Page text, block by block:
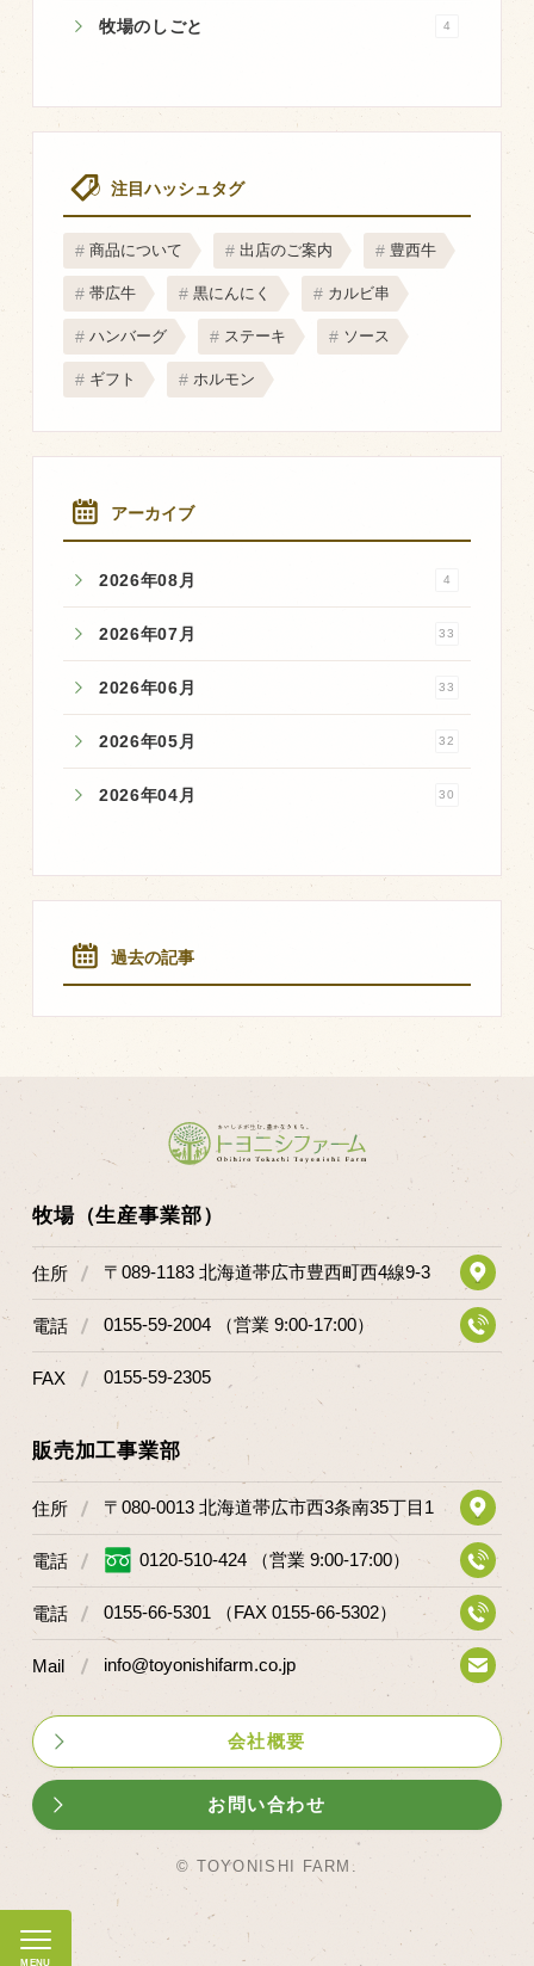
牧場のしごと 4
注目ハッシュタグ
商品について 出店のご案内 豊西牛
帯広牛 黒にんにく カルビ串
ハンバーグ ステーキ ソース
ギフト ホルモン
アーカイブ
2026年08月 4
2026年07月 33
2026年06月 33
2026年05月 32
2026年04月 30
過去の記事
牧場（生産事業部）
住所 〒089-1183 北海道帯広市豊西町西4線9-3
電話 0155-59-2004 （営業 9:00-17:00）
FAX 0155-59-2305
販売加工事業部
住所 〒080-0013 北海道帯広市西3条南35丁目1
電話 0120-510-424 （営業 9:00-17:00）
電話 0155-66-5301 （FAX 0155-66-5302）
Mail info@toyonishifarm.co.jp
会社概要
お問い合わせ
© TOYONISHI FARM.
食肉加工場を新設
業務管理体制
ＢtoＢ受発注システム
瑕疵とは
商品のご紹介
厚切ステーキ
ハンバーグ
黒にんにく
豊西ソース
取り扱い店
販売店
その他
法人のお客様
Facebook
Twitter
LINE公式アカウント
RSS フィード